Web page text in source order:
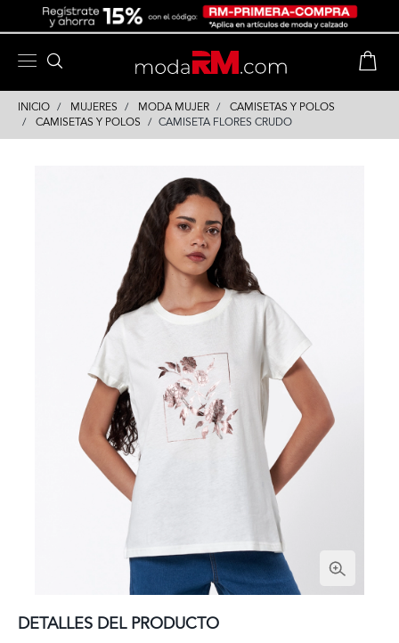
INICIO MUJERES MODA MUJER
CAMISETAS Y POLOS
CAMISETAS Y POLOS
CAMISETA FLORES CRUDO
DETALLES DEL PRODUCTO